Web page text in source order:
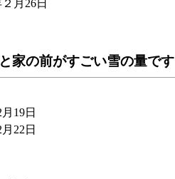
月26日
家の前がすごい雪の量です
19日
22日